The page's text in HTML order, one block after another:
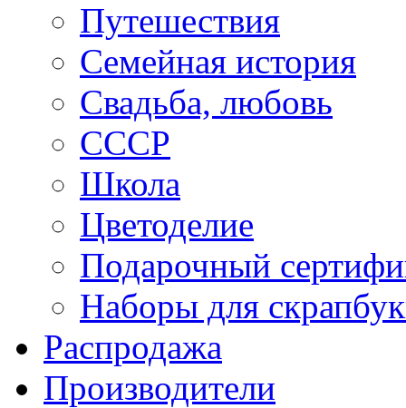
Путешествия
Семейная история
Свадьба, любовь
СССР
Школа
Цветоделие
Подарочный
Наборы для
Распродажа
Производители